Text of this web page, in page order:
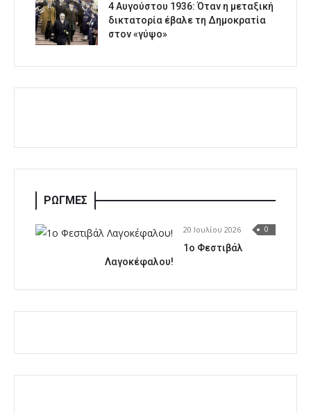
4 Αυγούστου 1936: Όταν η μεταξική
δικτατορία έβαλε τη Δημοκρατία
στον «γύψο»
ΡΩΓΜΕΣ
20 Ιουλίου 2026 0
1o Φεστιβάλ
Λαγοκέφαλου!